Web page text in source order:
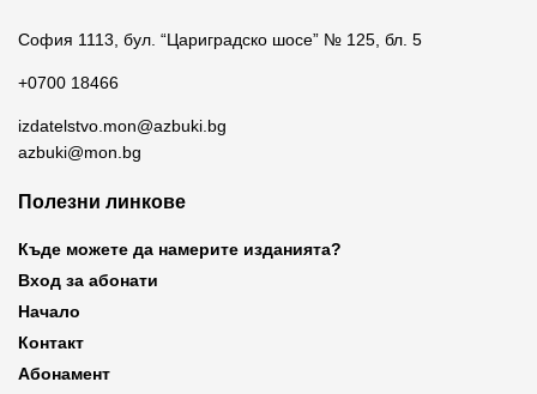
София 1113, бул. “Цариградско шосе” № 125, бл. 5
+0700 18466
izdatelstvo.mon@azbuki.bg
azbuki@mon.bg
Полезни линкове
Къде можете да намерите изданията?
Вход за абонати
Начало
Контакт
Абонамент